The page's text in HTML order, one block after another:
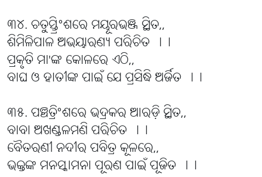
୩୪. ଚତୁସ୍ତ୍ରିଂଶରେ ମୟୂରଭଞ୍ଜ ସ୍ଥିତ,,
ଶିମିଳିପାଳ ଅଭୟାରଣ୍ୟ ପରିଚିତ ।।
ପ୍ରକୃତି ମା'ଙ୍କ କୋଳରେ ଏଠି,,
ବାଘ ଓ ହାତୀଙ୍କ ପାଇଁ ଯେ ପ୍ରସିଦ୍ଧି ଅର୍ଜିତ ।।
୩୫. ପଞ୍ଚତ୍ରିଂଶରେ ଭଦ୍ରକର ଆରଡ଼ି ସ୍ଥିତ,,
ବାବା ଅଖଣ୍ଡଳମଣି ପରିଚିତ ।।
ବୈତରଣୀ ନଦୀର ପବିତ୍ର କୂଳରେ,,
ଭକ୍ତଙ୍କ ମନସ୍କାମନା ପୂରଣ ପାଇଁ ପୂଜିତ ।।